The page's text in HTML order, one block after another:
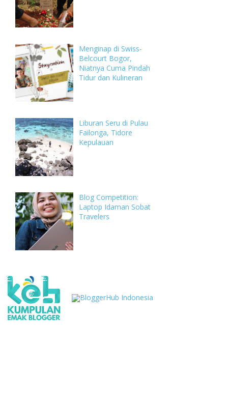
Menginap di Swiss-
Belcourt Bogor,
Niatnya Cuma Pindah
Tidur dan Kulineran
Liburan Seru di Pulau
Failonga, Tidore
Kepulauan
Blog Competition:
Laptop Idaman Sobat
Travelers